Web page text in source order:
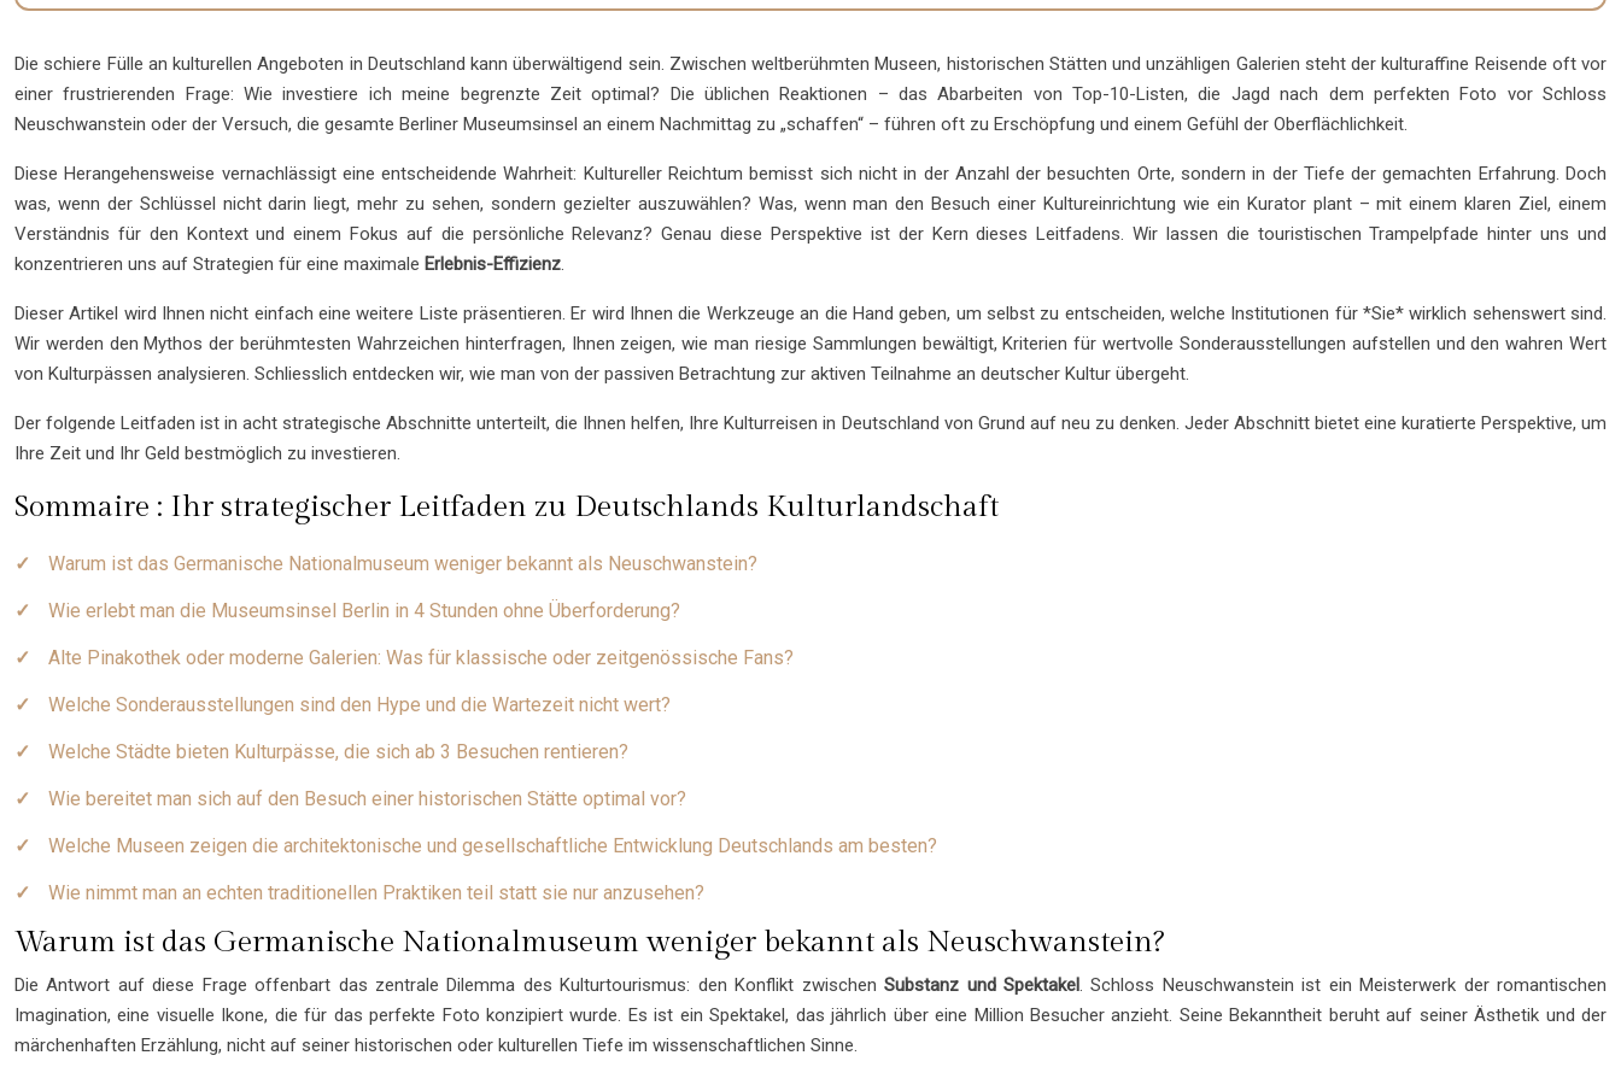
Die schiere Fülle an kulturellen Angeboten in Deutschland kann überwältigend sein. Zwischen weltberühmten Museen, historischen Stätten und unzähligen Galerien steht der kulturaffine Reisende oft vor
einer frustrierenden Frage: Wie investiere ich meine begrenzte Zeit optimal? Die üblichen Reaktionen – das Abarbeiten von Top-10-Listen, die Jagd nach dem perfekten Foto vor Schloss
Neuschwanstein oder der Versuch, die gesamte Berliner Museumsinsel an einem Nachmittag zu „schaffen“ – führen oft zu Erschöpfung und einem Gefühl der Oberflächlichkeit.
Diese Herangehensweise vernachlässigt eine entscheidende Wahrheit: Kultureller Reichtum bemisst sich nicht in der Anzahl der besuchten Orte, sondern in der Tiefe der gemachten Erfahrung. Doch
was, wenn der Schlüssel nicht darin liegt, mehr zu sehen, sondern gezielter auszuwählen? Was, wenn man den Besuch einer Kultureinrichtung wie ein Kurator plant – mit einem klaren Ziel, einem
Verständnis für den Kontext und einem Fokus auf die persönliche Relevanz? Genau diese Perspektive ist der Kern dieses Leitfadens. Wir lassen die touristischen Trampelpfade hinter uns und
konzentrieren uns auf Strategien für eine maximale Erlebnis-Effizienz.
Dieser Artikel wird Ihnen nicht einfach eine weitere Liste präsentieren. Er wird Ihnen die Werkzeuge an die Hand geben, um selbst zu entscheiden, welche Institutionen für *Sie* wirklich sehenswert sind.
Wir werden den Mythos der berühmtesten Wahrzeichen hinterfragen, Ihnen zeigen, wie man riesige Sammlungen bewältigt, Kriterien für wertvolle Sonderausstellungen aufstellen und den wahren Wert
von Kulturpässen analysieren. Schliesslich entdecken wir, wie man von der passiven Betrachtung zur aktiven Teilnahme an deutscher Kultur übergeht.
Der folgende Leitfaden ist in acht strategische Abschnitte unterteilt, die Ihnen helfen, Ihre Kulturreisen in Deutschland von Grund auf neu zu denken. Jeder Abschnitt bietet eine kuratierte Perspektive, um
Ihre Zeit und Ihr Geld bestmöglich zu investieren.
Sommaire : Ihr strategischer Leitfaden zu Deutschlands Kulturlandschaft
Warum ist das Germanische Nationalmuseum weniger bekannt als Neuschwanstein?
Wie erlebt man die Museumsinsel Berlin in 4 Stunden ohne Überforderung?
Alte Pinakothek oder moderne Galerien: Was für klassische oder zeitgenössische Fans?
Welche Sonderausstellungen sind den Hype und die Wartezeit nicht wert?
Welche Städte bieten Kulturpässe, die sich ab 3 Besuchen rentieren?
Wie bereitet man sich auf den Besuch einer historischen Stätte optimal vor?
Welche Museen zeigen die architektonische und gesellschaftliche Entwicklung Deutschlands am besten?
Wie nimmt man an echten traditionellen Praktiken teil statt sie nur anzusehen?
Warum ist das Germanische Nationalmuseum weniger bekannt als Neuschwanstein?
Die Antwort auf diese Frage offenbart das zentrale Dilemma des Kulturtourismus: den Konflikt zwischenSubstanz und Spektakel. Schloss Neuschwanstein ist ein Meisterwerk der romantischen
Imagination, eine visuelle Ikone, die für das perfekte Foto konzipiert wurde. Es ist ein Spektakel, das jährlich über eine Million Besucher anzieht. Seine Bekanntheit beruht auf seiner Ästhetik und der
märchenhaften Erzählung, nicht auf seiner historischen oder kulturellen Tiefe im wissenschaftlichen Sinne.